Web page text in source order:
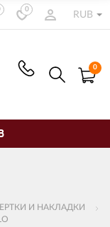
0
RUB
0
И НАКЛАДКИ